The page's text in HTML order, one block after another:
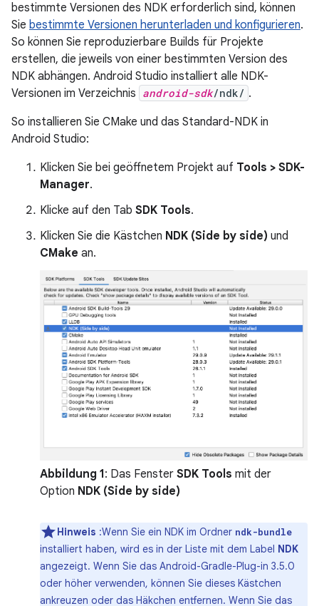
bestimmte Versionen des NDK erforderlich sind, können
Sie bestimmte Versionen herunterladen und konfigurieren.
So können Sie reproduzierbare Builds für Projekte
erstellen, die jeweils von einer bestimmten Version des
NDK abhängen. Android Studio installiert alle NDK-
Versionen im Verzeichnis android-sdk/ndk/ .
So installieren Sie CMake und das Standard-NDK in
Android Studio:
Klicken Sie bei geöffnetem Projekt auf Tools > SDK-
Manager.
Klicke auf den Tab SDK Tools.
Klicken Sie die Kästchen NDK (Side by side) und
CMake an.
Abbildung 1: Das Fenster SDK Tools mit der
Option NDK (Side by side)
Hinweis :Wenn Sie ein NDK im Ordner ndk-bundle
installiert haben, wird es in der Liste mit dem Label NDK
angezeigt. Wenn Sie das Android-Gradle-Plug-in 3.5.0
oder höher verwenden, können Sie dieses Kästchen
ankreuzen oder das Häkchen entfernen. Wenn Sie das